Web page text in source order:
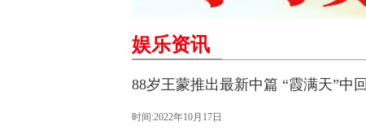
娱乐资讯
88岁王蒙推出最新中篇 “霞满天”中
时间:2022年10月17日